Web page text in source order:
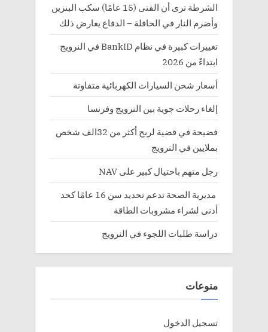
الشرطة ترى أن الفتى (15 عامًا) سكب البنزين
وأضرم النار في الحافلة – الدفاع يعارض ذلك
تغييرات كبيرة في نظام BankID في النرويج
ابتداءً من 2026
أسعار شحن السيارات الكهربائية متفاوتة
إلغاء رحلات جوية بين النرويج وفرنسا
فضيحة في قضية لربح أكثر من 32الف شخص
بملايين في النرويج
رجل متهم باحتيال كبير على NAV
مديرية الصحة تدعم تحديد سن 16 عامًا كحد
أدنى لشراء مشروبات الطاقة
دراسة طلبات اللجوء في النرويج
منوعات
تسجيل الدخول